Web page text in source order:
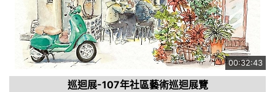
00:32:43
巡迴展-107年社區藝術巡迴展覽